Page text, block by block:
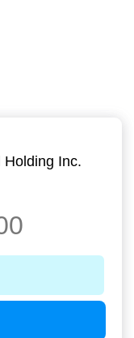
Holding Inc.